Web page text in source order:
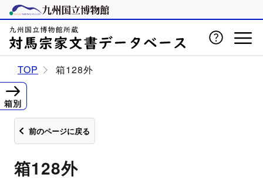
TOP 箱128外
前のページに戻る
箱128外
箱別